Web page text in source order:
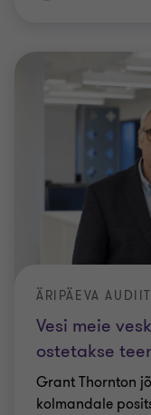
Vesi meie
ostetakse
ÄRIPÄEVA
Grant Thornton
kolmandale